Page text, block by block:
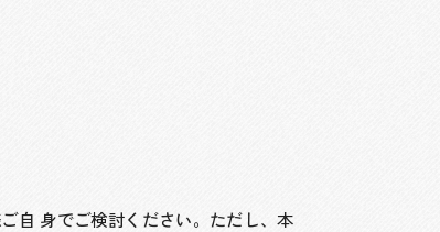
自 身でご検討ください。ただし、本